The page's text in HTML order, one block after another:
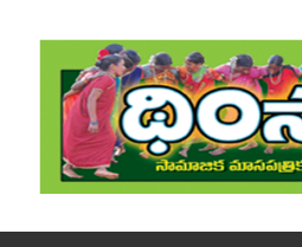
content